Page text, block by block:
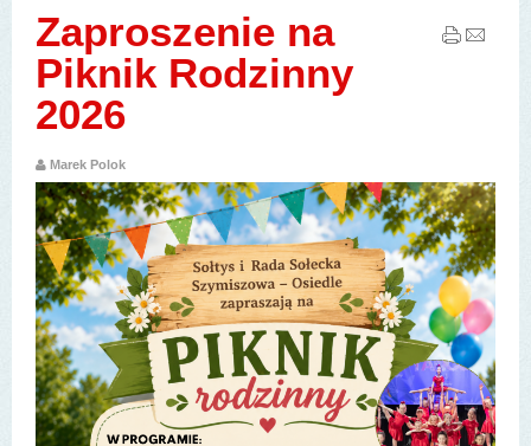
Zaproszenie na
Piknik Rodzinny
2026
Marek Polok